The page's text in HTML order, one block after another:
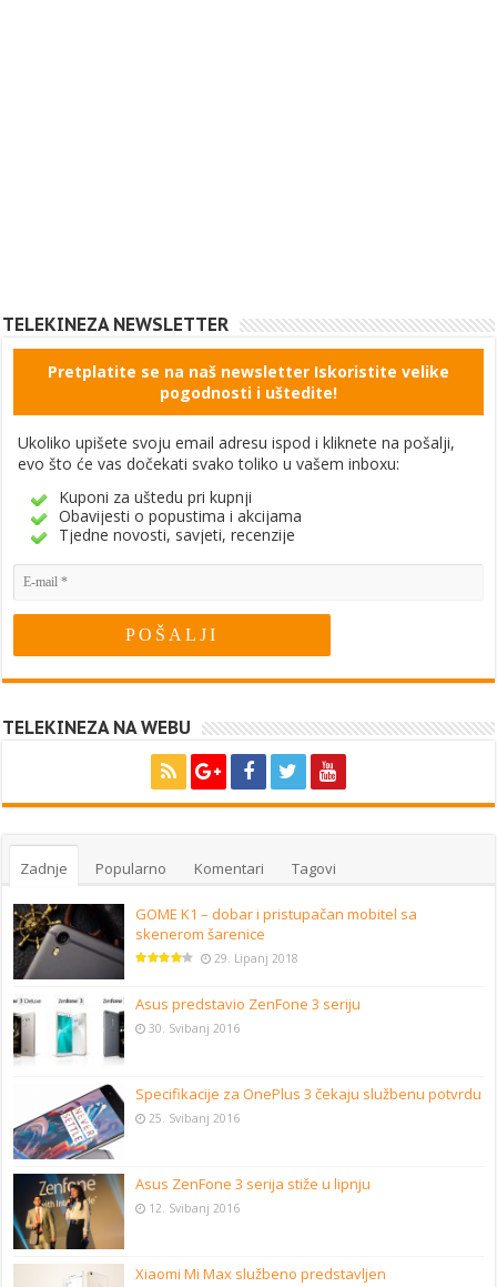
TELEKINEZA NEWSLETTER
Pretplatite se na naš newsletter Iskoristite velike
pogodnosti i uštedite!
Ukoliko upišete svoju email adresu ispod i kliknete na pošalji,
evo što će vas dočekati svako toliko u vašem inboxu:
Kuponi za uštedu pri kupnji
Obavijesti o popustima i akcijama
Tjedne novosti, savjeti, recenzije
TELEKINEZA NA WEBU
Zadnje Popularno Komentari Tagovi
GOME K1 – dobar i pristupačan mobitel sa
skenerom šarenice
29. Lipanj 2018
Asus predstavio ZenFone 3 seriju
30. Svibanj 2016
Specifikacije za OnePlus 3 čekaju službenu potvrdu
25. Svibanj 2016
Asus ZenFone 3 serija stiže u lipnju
12. Svibanj 2016
Xiaomi Mi Max službeno predstavljen